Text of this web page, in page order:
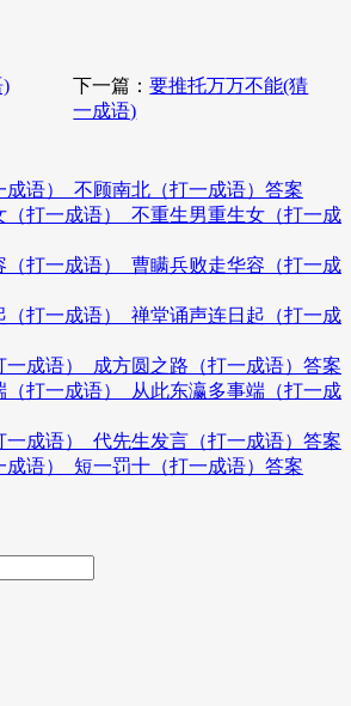
) 下一篇：要推托万万不能(猜
一成语)
成语）_不顾南北（打一成语）答案
（打一成语）_不重生男重生女（打一成
（打一成语）_曹瞒兵败走华容（打一成
（打一成语）_禅堂诵声连日起（打一成
一成语）_成方圆之路（打一成语）答案
（打一成语）_从此东瀛多事端（打一成
一成语）_代先生发言（打一成语）答案
成语）_短一罚十（打一成语）答案